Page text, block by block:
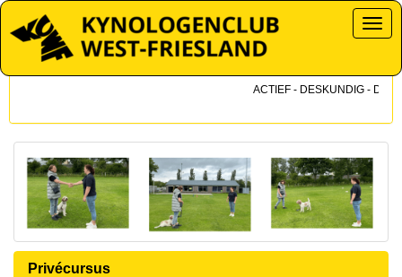
ACTIEF - DESKUNDIG -
Privécursus